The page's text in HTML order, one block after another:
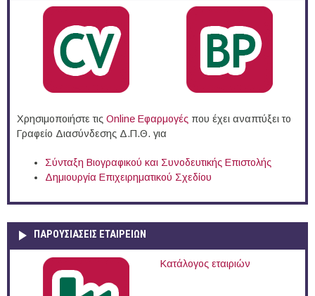
Χρησιμοποιήστε τις Online Eφαρμογές που έχει αναπτύξει το
Γραφείο Διασύνδεσης Δ.Π.Θ. για
Σύνταξη Βιογραφικού και Συνοδευτικής Επιστολής
Δημιουργία Επιχειρηματικού Σχεδίου
ΠΑΡΟΥΣΙΆΣΕΙΣ ΕΤΑΙΡΕΙΏΝ
Κατάλογος εταιριών